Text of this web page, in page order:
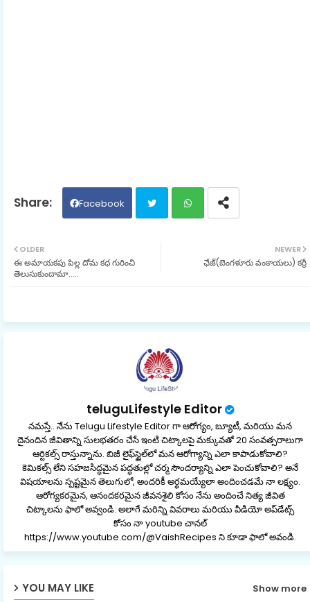
Facebook
NEWER
ఛేజ్‌(బెంగళూరు వంకాయలు) కర్రీ
OLDER
ఈ అమాయకపు పిల్ల దోమ కధ గురించి
తెలుసుకుందామా.....
teluguLifestyle Editor
నమస్తే.. నేను Telugu Lifestyle Editor గా ఆరోగ్యం, బ్యూటీ, మరియు మన
దైనందిన జీవితాన్ని సులభతరం చేసే ఇంటి చిట్కాలపై మక్కువతో 20 సంవత్సరాలుగా
ఆర్టికల్స్ రాస్తున్నాను. బిజీ లైఫ్‌స్టైల్‌లో మన ఆరోగ్యాన్ని ఎలా కాపాడుకోవాలి?
కెమికల్స్ లేని సహజసిద్ధమైన పద్ధతుల్లో చర్మ సౌందర్యాన్ని ఎలా పెంచుకోవాలి? అనే
విషయాలను స్పష్టమైన తెలుగులో, అందరికీ అర్థమయ్యేలా అందించడమే నా లక్ష్యం.
ఆరోగ్యకరమైన, ఆనందకరమైన జీవనశైలి కోసం నేను అందించే నిత్య జీవిత
చిట్కాలను ఫాలో అవ్వండి. అలాగే మరిన్ని వివరాలు మరియు వీడియో అప్‌డేట్స్
కోసం నా youtube చానల్
https://www.youtube.com/@VaishRecipes ని కూడా ఫాలో అవండి.
YOU MAY LIKE Show more